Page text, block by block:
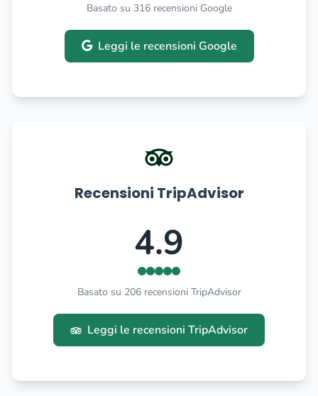
Basato su 316 recensioni Google
Leggi le recensioni Google
Recensioni TripAdvisor
4.9
Basato su 206 recensioni TripAdvisor
Leggi le recensioni TripAdvisor